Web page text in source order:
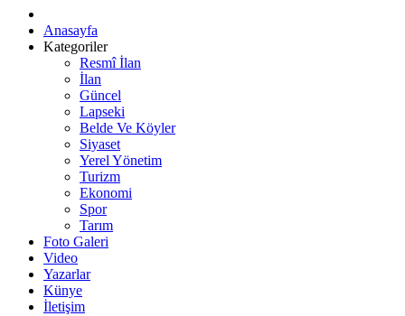
Anasayfa
Kategoriler
Resmî İlan
İlan
Güncel
Lapseki
Belde Ve Köyler
Siyaset
Yerel Yönetim
Turizm
Ekonomi
Spor
Tarım
Foto Galeri
Video
Yazarlar
Künye
İletişim